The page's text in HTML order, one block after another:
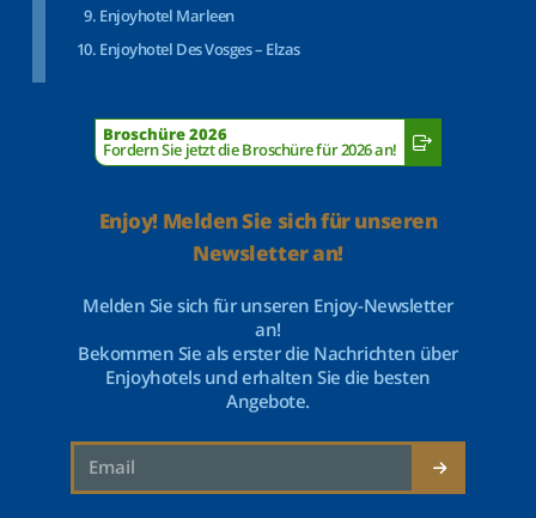
Enjoyhotel Marleen
Enjoyhotel Des Vosges – Elzas
Broschüre 2026
Fordern Sie jetzt die Broschüre für 2026 an!
Enjoy! Melden Sie sich für unseren
Newsletter an!
Melden Sie sich für unseren Enjoy-Newsletter
an!
Bekommen Sie als erster die Nachrichten über
Enjoyhotels und erhalten Sie die besten
Angebote.